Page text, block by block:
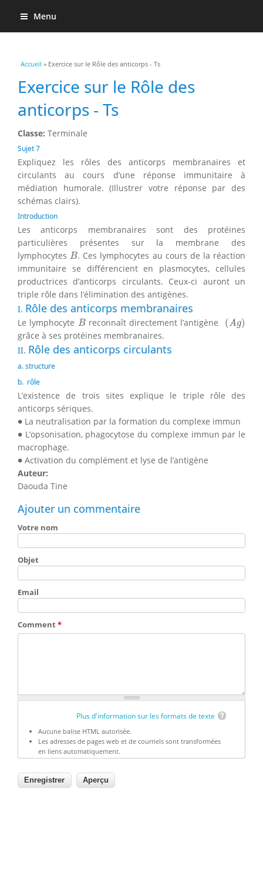
Menu
Vous êtes ici
Accueil » Exercice sur le Rôle des anticorps - Ts
Exercice sur le Rôle des
anticorps - Ts
Classe: Terminale
Sujet 7
Expliquez les rôles des anticorps membranaires et
circulants au cours d’une réponse immunitaire à
médiation humorale. (Illustrer votre réponse par des
schémas clairs).
Introduction
Les anticorps membranaires sont des protéines
particulières présentes sur la membrane des
lymphocytes B
B. Ces lymphocytes au cours de la réaction
immunitaire se différencient en plasmocytes, cellules
productrices d’anticorps circulants. Ceux-ci auront un
triple rôle dans l’élimination des antigènes.
I. Rôle des anticorps membranaires
Le lymphocyte B
Breconnaît directement l’antigène (Ag)
(Ag )
grâce à ses protéines membranaires.
II. Rôle des anticorps circulants
a. structure
b. rôle
L’existence de trois sites explique le triple rôle des
anticorps sériques.
∙
∙ La neutralisation par la formation du complexe immun
∙
∙ L’opsonisation, phagocytose du complexe immun par le
macrophage.
∙
∙ Activation du complément et lyse de l’antigène
Auteur:
Daouda Tine
Ajouter un commentaire
Votre nom
Objet
Email
Comment*
Plus d'information sur les formats de texte
Aucune balise HTML autorisée.
Les adresses de pages web et de courriels sont transformées
en liens automatiquement.